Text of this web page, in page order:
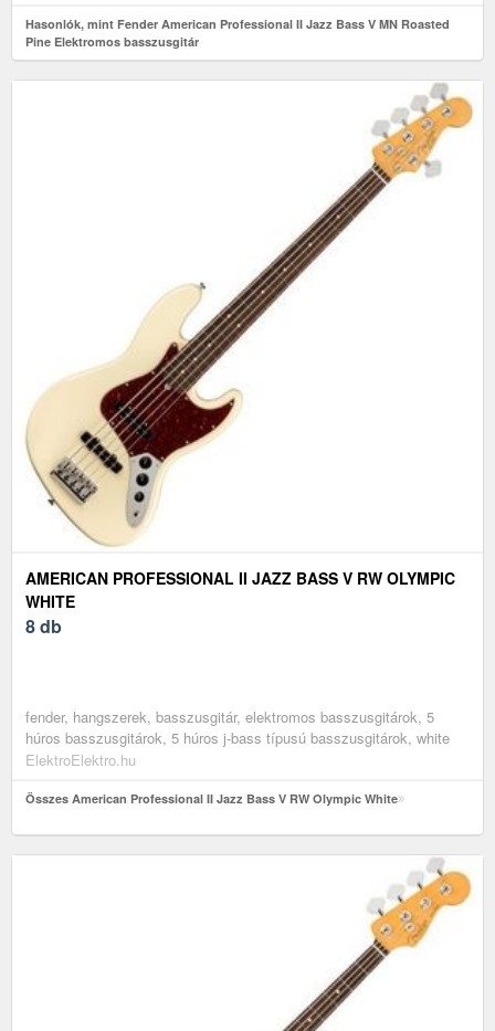
Hasonlók, mint Fender American Professional II Jazz Bass V MN Roasted
Pine Elektromos basszusgitár
AMERICAN PROFESSIONAL II JAZZ BASS V RW OLYMPIC
WHITE
8 db
fender, hangszerek, basszusgitár, elektromos basszusgitárok, 5
húros basszusgitárok, 5 húros j-bass típusú basszusgitárok, white
ElektroElektro.hu
Összes American Professional II Jazz Bass V RW Olympic White